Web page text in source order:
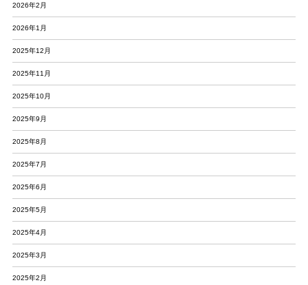
2026年2月
2026年1月
2025年12月
2025年11月
2025年10月
2025年9月
2025年8月
2025年7月
2025年6月
2025年5月
2025年4月
2025年3月
2025年2月